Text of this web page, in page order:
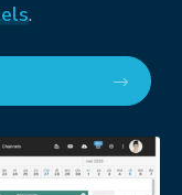
.